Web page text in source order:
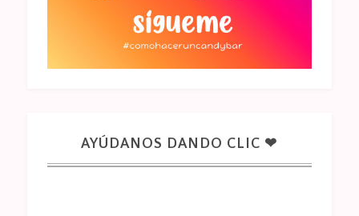
AYÚDANOS DANDO CLIC ❤